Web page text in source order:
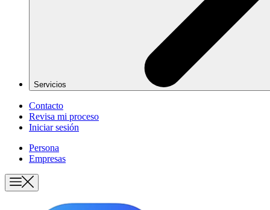
Servicios
Contacto
Revisa mi proceso
Iniciar sesión
Persona
Empresas